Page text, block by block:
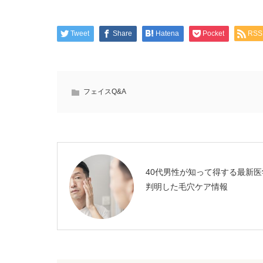
Tweet Share Hatena Pocket RSS
フェイスQ&A
40代男性が知って得する最新
判明した毛穴ケア情報